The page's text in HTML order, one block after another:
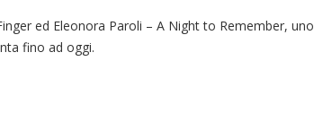
ed Eleonora Paroli – A Night to Remember, uno
fino ad oggi.